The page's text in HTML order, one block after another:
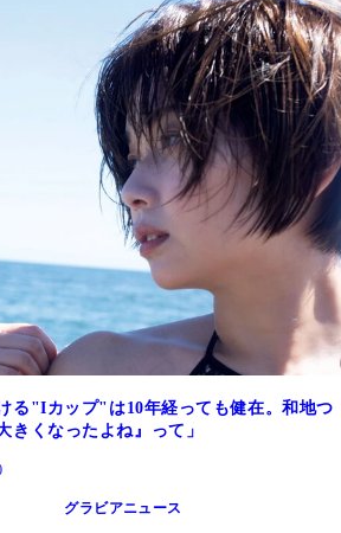
画面いっぱいにあふれる。
る"Iカップ"は10年経っても健在。和地つ
きくなったよね』って」
グラビアニュース